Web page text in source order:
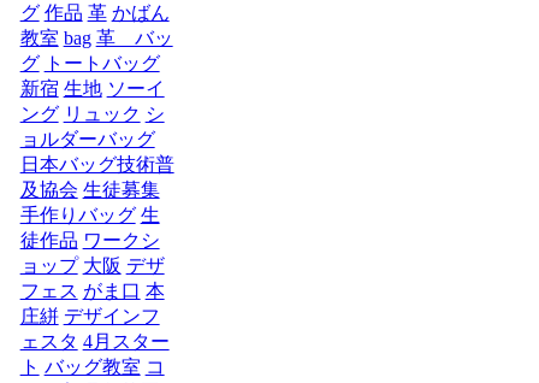
グ 作品 革 かばん
教室 bag 革 バッ
グ
トートバッグ
新宿 生地 ソーイ
ング リュック シ
ョルダーバッグ
日本バッグ技術普
及協会 生徒募集
手作りバッグ 生
徒作品 ワークシ
ョップ 大阪 デザ
フェス がま口 本
庄絣 デザインフ
ェスタ 4月スター
ト バッグ教室 コ